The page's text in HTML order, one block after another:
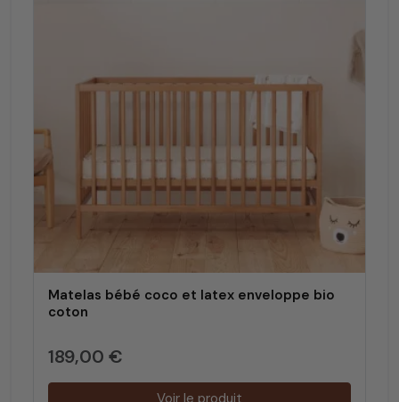
Matelas bébé coco et latex enveloppe bio
coton
189,00 €